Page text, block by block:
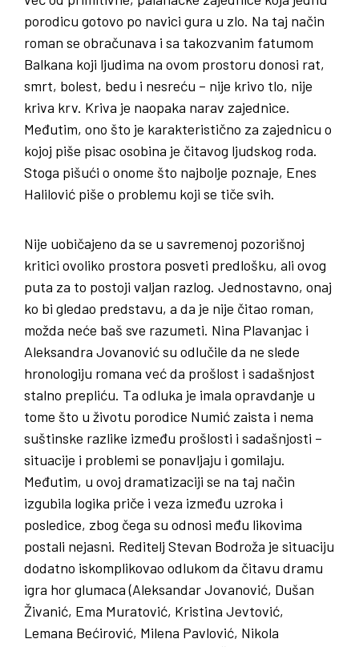
porodicu gotovo po navici gura u zlo. Na taj način
roman se obračunava i sa takozvanim fatumom
Balkana koji ljudima na ovom prostoru donosi rat,
smrt, bolest, bedu i nesreću – nije krivo tlo, nije
kriva krv. Kriva je naopaka narav zajednice.
Međutim, ono što je karakteristično za zajednicu o
kojoj piše pisac osobina je čitavog ljudskog roda.
Stoga pišući o onome što najbolje poznaje, Enes
Halilović piše o problemu koji se tiče svih.
Nije uobičajeno da se u savremenoj pozorišnoj
kritici ovoliko prostora posveti predlošku, ali ovog
puta za to postoji valjan razlog. Jednostavno, onaj
ko bi gledao predstavu, a da je nije čitao roman,
možda neće baš sve razumeti. Nina Plavanjac i
Aleksandra Jovanović su odlučile da ne slede
hronologiju romana već da prošlost i sadašnjost
stalno prepliću. Ta odluka je imala opravdanje u
tome što u životu porodice Numić zaista i nema
suštinske razlike između prošlosti i sadašnjosti –
situacije i problemi se ponavljaju i gomilaju.
Međutim, u ovoj dramatizaciji se na taj način
izgubila logika priče i veza između uzroka i
posledice, zbog čega su odnosi među likovima
postali nejasni. Reditelj Stevan Bodroža je situaciju
dodatno iskomplikovao odlukom da čitavu dramu
igra hor glumaca (Aleksandar Jovanović, Dušan
Živanić, Ema Muratović, Kristina Jevtović,
Lemana Bećirović, Milena Pavlović, Nikola